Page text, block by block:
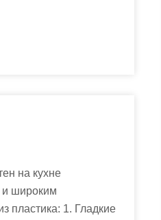
на кухне
и широким
пластика: 1. Гладкие